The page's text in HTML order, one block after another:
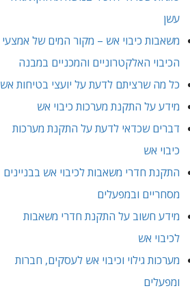
עשן
משאבות כיבוי אש – מקור המים של אמצעי
הכיבוי האלקטרוניים והמכניים במבנה
כל מה שרציתם לדעת על יועצי בטיחות אש
מידע על התקנת מערכות כיבוי אש
דברים שכדאי לדעת על התקנת מערכות
כיבוי אש
התקנת חדרי משאבות לכיבוי אש בבניינים
מסחריים ובמפעלים
מידע חשוב על התקנת חדרי משאבות
לכיבוי אש
מערכות גילוי וכיבוי אש לעסקים, חברות
ומפעלים